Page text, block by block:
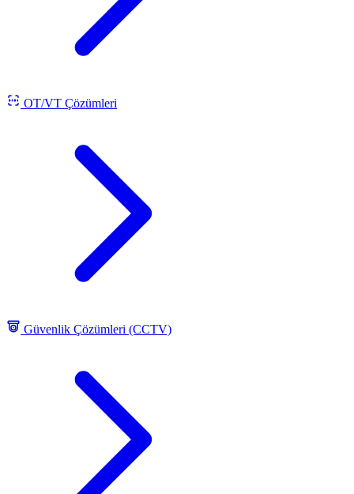
OT/VT Çözümleri
Güvenlik Çözümleri (CCTV)